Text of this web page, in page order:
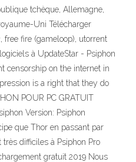
tchèque, Allemagne,
Uni Télécharger
free fire (gameloop), utorrent
à UpdateStar - Psiphon
censorship on the internet in
is a right that they do
POUR PC GRATUIT
Version: Psiphon
que Thor en passant par
difficiles à Psiphon Pro
gratuit 2019 Nous